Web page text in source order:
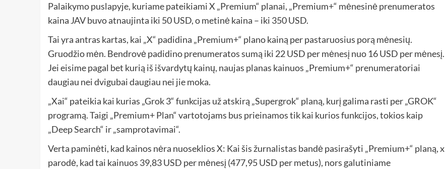
Palaikymo puslapyje, kuriame pateikiami X „Premium“ planai, „Premium+“ mėnesinė prenumeratos
kaina JAV buvo atnaujinta iki 50 USD, o metinė kaina – iki 350 USD.
Tai yra antras kartas, kai „X“ padidina „Premium+“ plano kainą per pastaruosius porą mėnesių.
Gruodžio mėn. Bendrovė padidino prenumeratos sumą iki 22 USD per mėnesį nuo 16 USD per mėnesį.
Jei eisime pagal bet kurią iš išvardytų kainų, naujas planas kainuos „Premium+“ prenumeratoriai
daugiau nei dvigubai daugiau nei jie moka.
„Xai“ pateikia kai kurias „Grok 3“ funkcijas už atskirą „Supergrok“ planą, kurį galima rasti per „GROK“
programą. Taigi „Premium+ Plan“ vartotojams bus prieinamos tik kai kurios funkcijos, tokios kaip
„Deep Search“ ir „samprotavimai“.
Verta paminėti, kad kainos nėra nuoseklios X: Kai šis žurnalistas bandė pasirašyti „Premium+“ planą, x
parodė, kad tai kainuos 39,83 USD per mėnesį (477,95 USD per metus), nors galutiniame